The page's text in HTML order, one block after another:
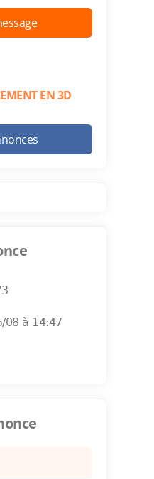
EN 3D
08 à 14:47